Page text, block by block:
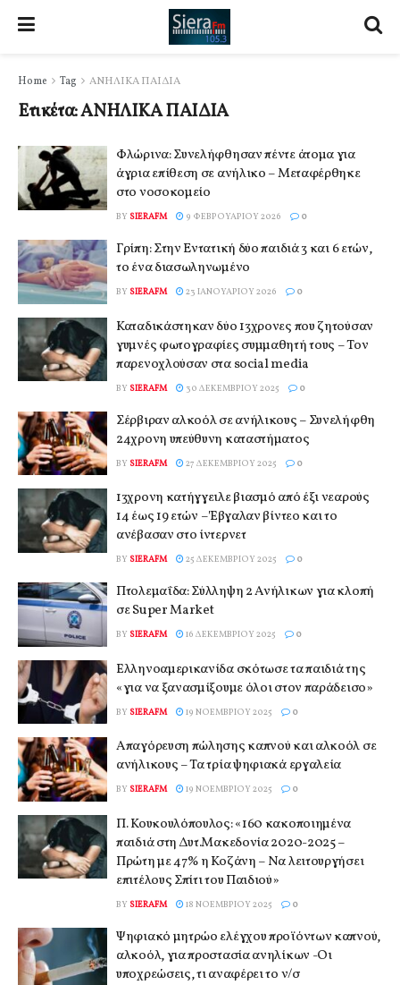
Home Tag ΑΝΗΛΙΚΑ ΠΑΙΔΙΑ
Ετικέτα:ΑΝΗΛΙΚΑ ΠΑΙΔΙΑ
Φλώρινα: Συνελήφθησαν πέντε άτομα για
άγρια επίθεση σε ανήλικο – Μεταφέρθηκε
στο νοσοκομείο
BY SIERAFM 9 ΦΕΒΡΟΥΑΡΊΟΥ 2026 0
Γρίπη: Στην Eντατική δύο παιδιά 3 και 6 ετών,
το ένα διασωληνωμένο
BY SIERAFM 23 ΙΑΝΟΥΑΡΊΟΥ 2026 0
Καταδικάστηκαν δύο 13χρονες που ζητούσαν
γυμνές φωτογραφίες συμμαθητή τους – Τον
παρενοχλούσαν στα social media
BY SIERAFM 30 ΔΕΚΕΜΒΡΊΟΥ 2025 0
Σέρβιραν αλκοόλ σε ανήλικους – Συνελήφθη
24χρονη υπεύθυνη καταστήματος
BY SIERAFM 27 ΔΕΚΕΜΒΡΊΟΥ 2025 0
13χρονη κατήγγειλε βιασμό από έξι νεαρούς
14 έως 19 ετών – Έβγαλαν βίντεο και το
ανέβασαν στο ίντερνετ
BY SIERAFM 25 ΔΕΚΕΜΒΡΊΟΥ 2025 0
Πτολεμαΐδα: Σύλληψη 2 Ανήλικων για κλοπή
σε Super Market
BY SIERAFM 16 ΔΕΚΕΜΒΡΊΟΥ 2025 0
Ελληνοαμερικανίδα σκότωσε τα παιδιά της
«για να ξανασμίξουμε όλοι στον παράδεισο»
BY SIERAFM 19 ΝΟΕΜΒΡΊΟΥ 2025 0
Απαγόρευση πώλησης καπνού και αλκοόλ σε
ανήλικους – Τα τρία ψηφιακά εργαλεία
BY SIERAFM 19 ΝΟΕΜΒΡΊΟΥ 2025 0
Π. Κουκουλόπουλος: «160 κακοποιημένα
παιδιά στη Δυτ.Μακεδονία 2020-2025 –
Πρώτη με 47% η Κοζάνη – Να λειτουργήσει
επιτέλους Σπίτι του Παιδιού»
BY SIERAFM 18 ΝΟΕΜΒΡΊΟΥ 2025 0
Ψηφιακό μητρώο ελέγχου προϊόντων καπνού,
αλκοόλ, για προστασία ανηλίκων -Οι
υποχρεώσεις, τι αναφέρει το ν/σ